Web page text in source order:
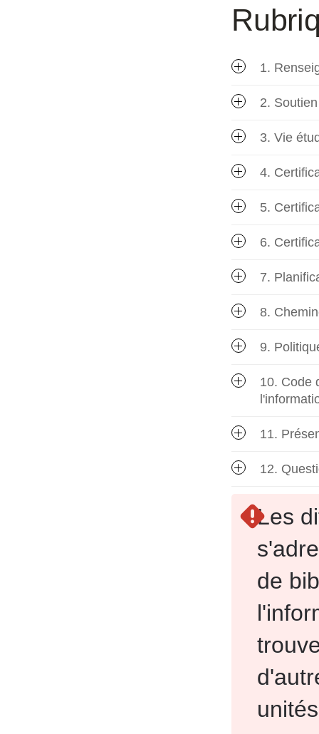
1.
2.
3. Vie
4.
5.
6.
7.
8.
9.
10. Code
11.
12.
Les
de